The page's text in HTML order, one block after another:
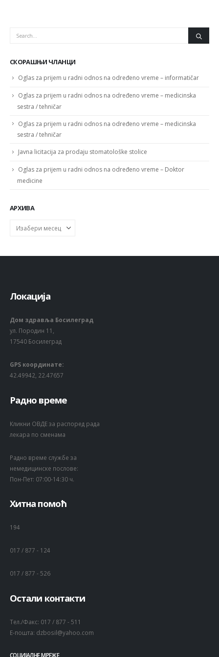
СКОРАШЊИ ЧЛАНЦИ
Oglas za prijem u radni odnos na određeno vreme – informatičar
Oglas za prijem u radni odnos na određeno vreme – medicinska
sestra / tehničar
Oglas za prijem u radni odnos na određeno vreme – medicinska
sestra / tehničar
Javna licitacija za prodaju stomatološke stolice
Oglas za prijem u radni odnos na određeno vreme – Doktor
medicine
АРХИВА
Локација
Дом здравља Босилеград
ул. Породин 11,
17540 Босилеград
GPS координате:
42.49942, 22.47657
Радно време
Кликни ОВДЕ за распоред рада
лекара по сменама
Радно време службе за
немедицинске послове:
Пон-Пет: 07:00-14:30 ч.
Хитна помоћ
194
017 / 877 - 124
017 / 877 - 526
Остали контакти
Тел./Факс: 017 / 877 - 511
Е-пошта: dzbosil@yahoo.com
СОЦИЈАЛНЕ МРЕЖЕ